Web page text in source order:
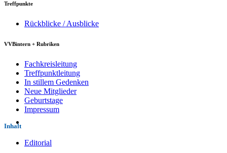
Treffpunkte
Rückblicke / Ausblicke
VVBintern + Rubriken
Fachkreisleitung
Treffpunktleitung
In stillem Gedenken
Neue Mitglieder
Geburtstage
Impressum
Inhalt
Editorial